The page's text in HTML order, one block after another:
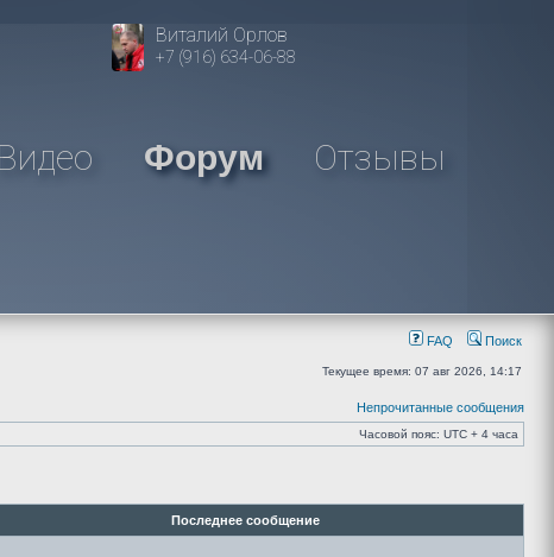
Виталий Орлов
+7 (916) 634-06-88
Видео Форум Отзывы
FAQ Поиск
Текущее время: 07 авг 2026, 14:17
Непрочитанные сообщения
Часовой пояс: UTC + 4 часа
Последнее сообщение